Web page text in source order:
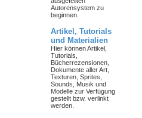
Autorensystem zu
beginnen.
Artikel, Tutorials
und Materialien
Hier können Artikel,
Tutorials,
Bücherrezensionen,
Dokumente aller Art,
Texturen, Sprites,
Sounds, Musik und
Modelle zur Verfügung
gestellt bzw. verlinkt
werden.